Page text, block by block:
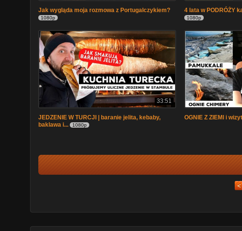
Jak wygląda moja rozmowa z Portugalczykiem?
1080p
4 lata w PODRÓŻY
1080p
33:51
JEDZENIE W TURCJI | baranie jelita, kebaby,
baklawa i...
1080p
OGNIE Z ZIEMI i